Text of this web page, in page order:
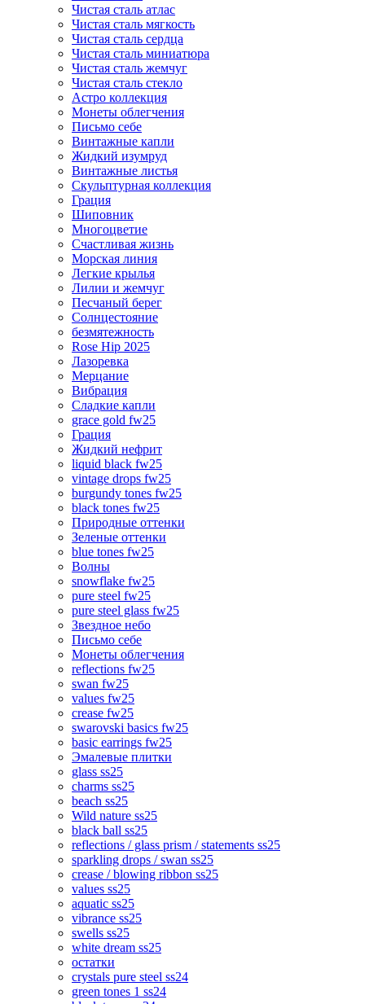
Чистая сталь атлас
Чистая сталь мягкость
Чистая сталь сердца
Чистая сталь миниатюра
Чистая сталь жемчуг
Чистая сталь стекло
Астро коллекция
Монеты облегчения
Письмо себе
Винтажные капли
Жидкий изумруд
Винтажные листья
Скульптурная коллекция
Грация
Шиповник
Многоцветие
Счастливая жизнь
Морская линия
Легкие крылья
Лилии и жемчуг
Песчаный берег
Солнцестояние
безмятежность
Rose Hip 2025
Лазоревка
Мерцание
Вибрация
Сладкие капли
grace gold fw25
Грация
Жидкий нефрит
liquid black fw25
vintage drops fw25
burgundy tones fw25
black tones fw25
Природные оттенки
Зеленые оттенки
blue tones fw25
Волны
snowflake fw25
pure steel fw25
pure steel glass fw25
Звездное небо
Письмо себе
Монеты облегчения
reflections fw25
swan fw25
values fw25
crease fw25
swarovski basics fw25
basic earrings fw25
Эмалевые плитки
glass ss25
charms ss25
beach ss25
Wild nature ss25
black ball ss25
reflections / glass prism / statements ss25
sparkling drops / swan ss25
crease / blowing ribbon ss25
values ss25
aquatic ss25
vibrance ss25
swells ss25
white dream ss25
остатки
crystals pure steel ss24
green tones 1 ss24